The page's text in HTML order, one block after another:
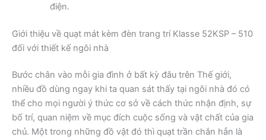
điện.
Giới thiệu về quạt mát kèm đèn trang trí Klasse 52KSP – 510
đối với thiết kế ngôi nhà
Bước chân vào mỗi gia đình ở bất kỳ đâu trên Thế giới,
nhiều đồ dùng ngay khi ta quan sát thấy tại ngôi nhà đó có
thể cho mọi người ý thức cơ sở về cách thức nhận định, sự
bố trí, quan niệm về mục đích cuộc sống và vật chất của gia
chủ. Một trong những đồ vật đó thì quạt trần chắn hẳn là